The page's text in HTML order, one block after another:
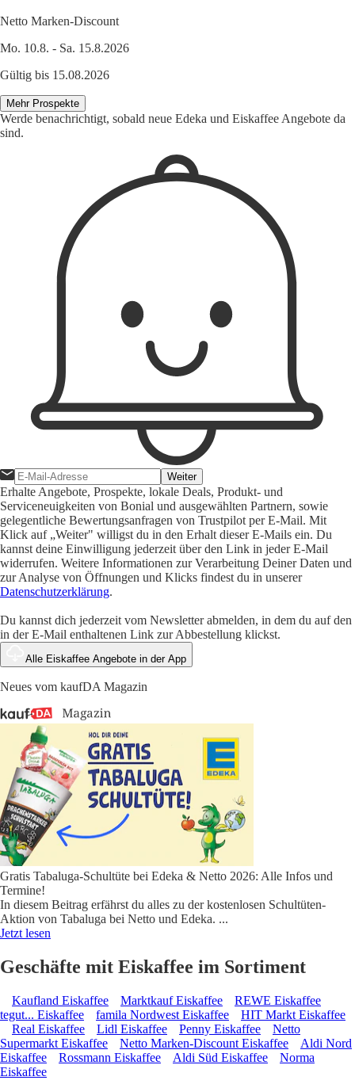
Netto Marken-Discount
Mo. 10.8. - Sa. 15.8.2026
Gültig bis 15.08.2026
Mehr Prospekte
Werde benachrichtigt, sobald neue Edeka und Eiskaffee Angebote da
sind.
Weiter
Erhalte Angebote, Prospekte, lokale Deals, Produkt- und
Serviceneuigkeiten von Bonial und ausgewählten Partnern, sowie
gelegentliche Bewertungsanfragen von Trustpilot per E-Mail. Mit
Klick auf „Weiter" willigst du in den Erhalt dieser E-Mails ein. Du
kannst deine Einwilligung jederzeit über den Link in jeder E-Mail
widerrufen. Weitere Informationen zur Verarbeitung Deiner Daten und
zur Analyse von Öffnungen und Klicks findest du in unserer
Datenschutzerklärung.
Du kannst dich jederzeit vom Newsletter abmelden, in dem du auf den
in der E-Mail enthaltenen Link zur Abbestellung klickst.
Alle Eiskaffee Angebote in der App
Neues vom kaufDA Magazin
Gratis Tabaluga-Schultüte bei Edeka & Netto 2026: Alle Infos und
Termine!
In diesem Beitrag erfährst du alles zu der kostenlosen Schultüten-
Aktion von Tabaluga bei Netto und Edeka. ...
Jetzt lesen
Geschäfte mit Eiskaffee im Sortiment
Kaufland Eiskaffee Marktkauf Eiskaffee
REWE Eiskaffee
tegut... Eiskaffee
famila Nordwest Eiskaffee
HIT Markt Eiskaffee
Real Eiskaffee
Lidl Eiskaffee Penny Eiskaffee
Netto
Supermarkt Eiskaffee
Netto Marken-Discount Eiskaffee
Aldi Nord
Eiskaffee
Rossmann Eiskaffee Aldi Süd Eiskaffee
Norma
Eiskaffee